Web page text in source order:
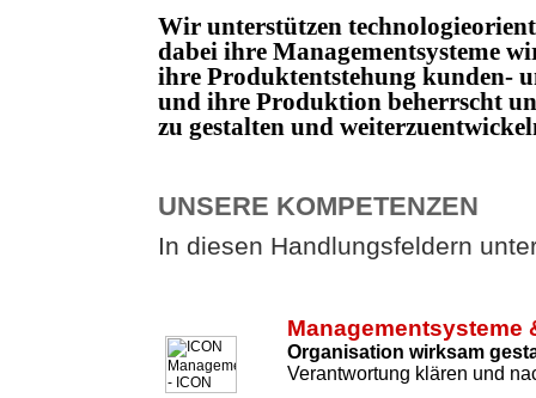
Wir unterstützen
dabei ihre Managementsysteme
ihre Produktentstehung kunden-
und ihre Produktion beherrscht
zu gestalten und
UNSERE KOMPETENZEN
In diesen Handlungsfeldern
Managementsysteme
Organisation wirksam
Verantwortung klären und